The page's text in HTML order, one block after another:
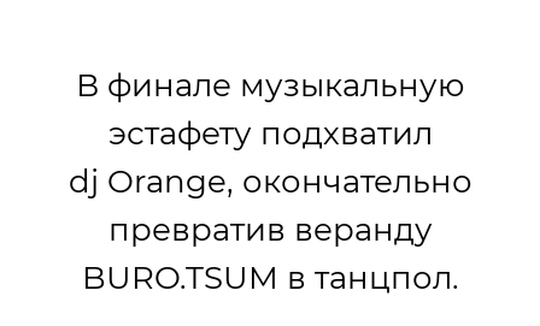
В финале музыкальную
эстафету подхватил
dj Orange, окончательно
превратив веранду
BURO.TSUM в танцпол.